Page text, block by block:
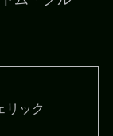
リック